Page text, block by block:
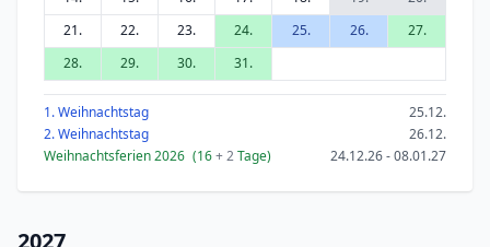
21.
22. 23. 24. 25. 26.
27.
28.
29. 30. 31.
1. Weihnachtstag
25.12.
2. Weihnachtstag
26.12.
Weihnachtsferien 2026 (16+ 2Tage) 24.12.26 - 08.01.27
2027